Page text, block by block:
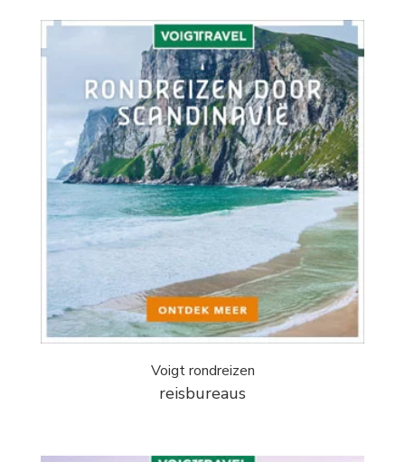
Voigt rondreizen
reisbureaus